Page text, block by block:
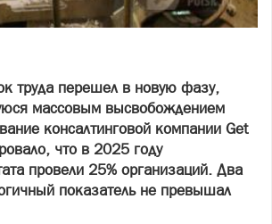
труда перешел в новую фазу,
массовым высвобождением
консалтинговой компании Get
что в 2025 году
провели 25% организаций. Два
показатель не превышал